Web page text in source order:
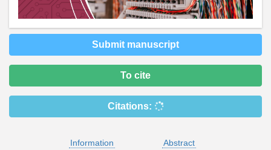
Submit manuscript
To cite
Citations:
Information
Abstract